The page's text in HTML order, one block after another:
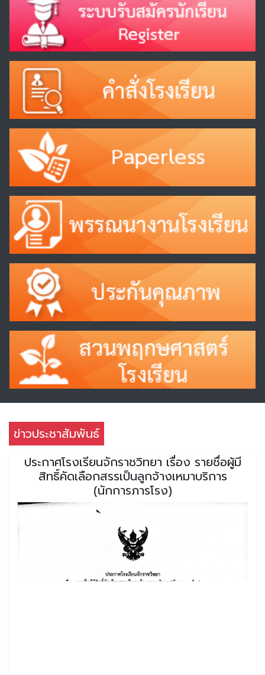
ข่าวประชาสัมพันธ์
ประกาศโรงเรียนจักราชวิทยา เรื่อง รายชื่อผู้มี
สิทธิ์คัดเลือกสรรเป็นลูกจ้างเหมาบริการ
(นักการภารโรง)